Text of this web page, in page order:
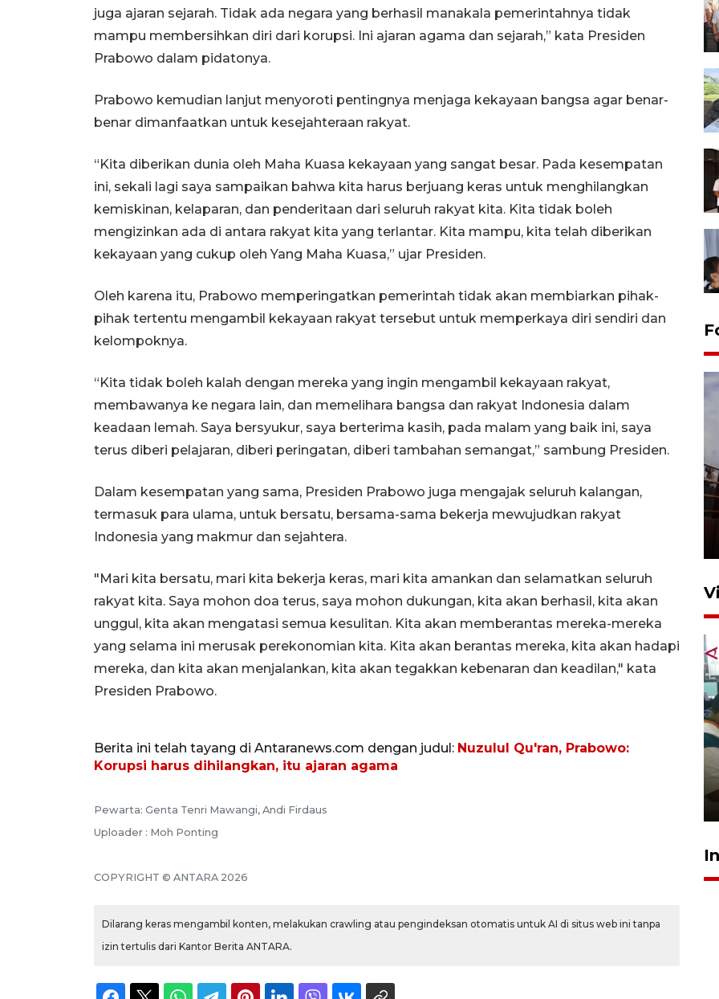
juga ajaran sejarah. Tidak ada negara yang berhasil manakala pemerintahnya tidak
mampu membersihkan diri dari korupsi. Ini ajaran agama dan sejarah,” kata Presiden
Prabowo dalam pidatonya.
Prabowo kemudian lanjut menyoroti pentingnya menjaga kekayaan bangsa agar benar-
benar dimanfaatkan untuk kesejahteraan rakyat.
“Kita diberikan dunia oleh Maha Kuasa kekayaan yang sangat besar. Pada kesempatan
ini, sekali lagi saya sampaikan bahwa kita harus berjuang keras untuk menghilangkan
kemiskinan, kelaparan, dan penderitaan dari seluruh rakyat kita. Kita tidak boleh
mengizinkan ada di antara rakyat kita yang terlantar. Kita mampu, kita telah diberikan
kekayaan yang cukup oleh Yang Maha Kuasa,” ujar Presiden.
Oleh karena itu, Prabowo memperingatkan pemerintah tidak akan membiarkan pihak-
pihak tertentu mengambil kekayaan rakyat tersebut untuk memperkaya diri sendiri dan
kelompoknya.
“Kita tidak boleh kalah dengan mereka yang ingin mengambil kekayaan rakyat,
membawanya ke negara lain, dan memelihara bangsa dan rakyat Indonesia dalam
keadaan lemah. Saya bersyukur, saya berterima kasih, pada malam yang baik ini, saya
terus diberi pelajaran, diberi peringatan, diberi tambahan semangat,” sambung Presiden.
Dalam kesempatan yang sama, Presiden Prabowo juga mengajak seluruh kalangan,
termasuk para ulama, untuk bersatu, bersama-sama bekerja mewujudkan rakyat
Indonesia yang makmur dan sejahtera.
"Mari kita bersatu, mari kita bekerja keras, mari kita amankan dan selamatkan seluruh
rakyat kita. Saya mohon doa terus, saya mohon dukungan, kita akan berhasil, kita akan
unggul, kita akan mengatasi semua kesulitan. Kita akan memberantas mereka-mereka
yang selama ini merusak perekonomian kita. Kita akan berantas mereka, kita akan hadapi
mereka, dan kita akan menjalankan, kita akan tegakkan kebenaran dan keadilan," kata
Presiden Prabowo.
Berita ini telah tayang di Antaranews.com dengan judul: Nuzulul Qu'ran, Prabowo:
Korupsi harus dihilangkan, itu ajaran agama
Pewarta: Genta Tenri Mawangi, Andi Firdaus
Uploader : Moh Ponting
COPYRIGHT © ANTARA 2026
Dilarang keras mengambil konten, melakukan crawling atau pengindeksan otomatis untuk AI di situs web ini tanpa
izin tertulis dari Kantor Berita ANTARA.
Unjuk rasa protes penataan
Pasar Higienis
Ambon ajak semua pihak buka
ruang pada anak di lembaga